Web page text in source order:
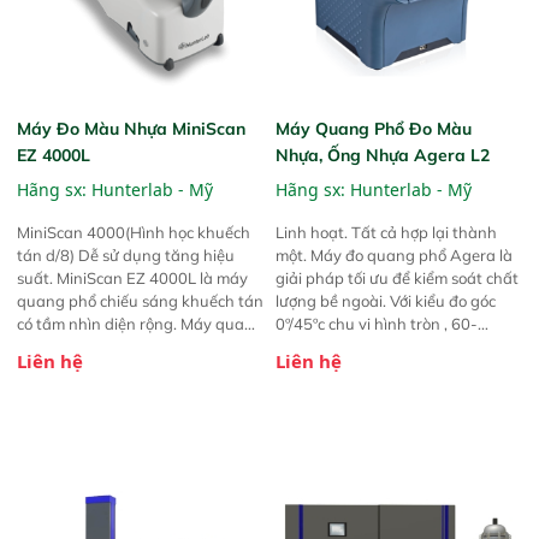
giảm thiểu hiệu ứng lực đẩy và cải
thiện phản hồi nhiệt vượt trội.
rộng. Thiết bị hỗ trợ nhiều loại tấm
nhiệt chuyên dụng, giúp linh hoạt
tối đa cho mọi nhu cầu kiểm tra
trong phòng thí nghiệm. DSC 600
tối ưu chi phí cho phân tích nhiệt
chuyên sâu
Máy Đo Màu Nhựa MiniScan
EZ 4000L
Hãng sx: Hunterlab - Mỹ
MiniScan 4000(Hình học khuếch
tán d/8) Dễ sử dụng tăng hiệu
suất. MiniScan EZ 4000L là máy
quang phổ chiếu sáng khuếch tán
có tầm nhìn diện rộng. Máy quang
cung cấp kích thước cổng 25 mm
hoặc kết cấu mẫu.
Liên hệ
Máy Quang Phổ Đo Màu
Nhựa, Ống Nhựa Agera L2
Hãng sx: Hunterlab - Mỹ
Linh hoạt. Tất cả hợp lại thành
một. Máy đo quang phổ Agera là
giải pháp tối ưu để kiểm soát chất
lượng bề ngoài. Với kiểu đo góc
0º/45ºc chu vi hình tròn , 60-
controllable LED illumination với
hình ảnh trong quá trình phân
tích màu sắc với phương pháp đo
Liên hệ